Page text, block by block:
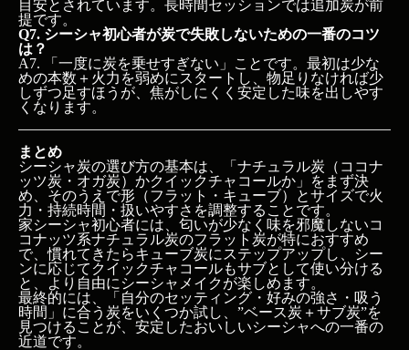
目安とされています。長時間セッションでは追加炭が前
提です。
Q7. シーシャ初心者が炭で失敗しないための一番のコツ
は？
A7. 「一度に炭を乗せすぎない」ことです。最初は少な
めの本数＋火力を弱めにスタートし、物足りなければ少
しずつ足すほうが、焦がしにくく安定した味を出しやす
くなります。
まとめ
シーシャ炭の選び方の基本は、「ナチュラル炭（ココナ
ッツ炭・オガ炭）かクイックチャコールか」をまず決
め、そのうえで形（フラット・キューブ）とサイズで火
力・持続時間・扱いやすさを調整することです。
家シーシャ初心者には、匂いが少なく味を邪魔しないコ
コナッツ系ナチュラル炭のフラット炭が特におすすめ
で、慣れてきたらキューブ炭にステップアップし、シー
ンに応じてクイックチャコールもサブとして使い分ける
と、より自由にシーシャメイクが楽しめます。
最終的には、「自分のセッティング・好みの強さ・吸う
時間」に合う炭をいくつか試し、”ベース炭＋サブ炭”を
見つけることが、安定したおいしいシーシャへの一番の
近道です。